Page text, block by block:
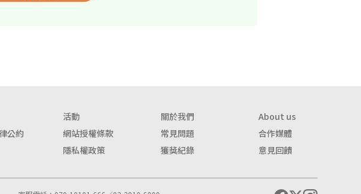
活動 關於我們
About us
公約
網站授權條款 常見問題
合作媒體
隱私權政策 獲獎紀錄 意見回饋